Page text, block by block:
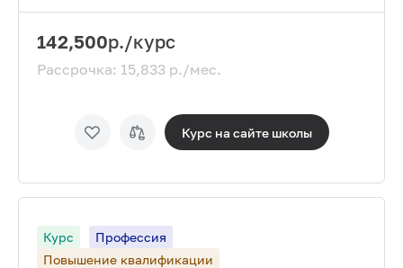
142,500р./курс
Рассрочка: 15,833 р./мес.
Курс на сайте школы
Курс
Профессия
Повышение квалификации